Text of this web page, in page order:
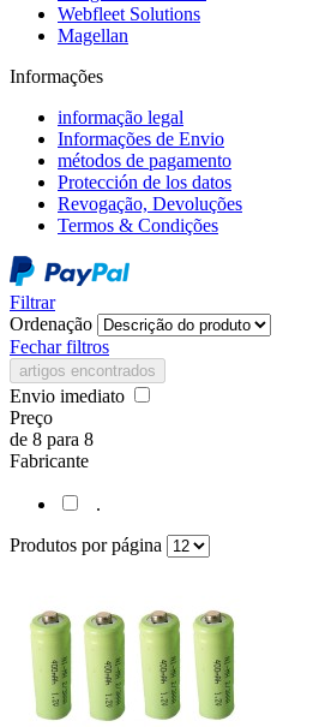
Webfleet Solutions
Magellan
Informações
informação legal
Informações de Envio
métodos de pagamento
Protección de los datos
Revogação, Devoluções
Termos & Condições
Filtrar
Ordenação
Fechar filtros
artigos encontrados
Envio imediato
Preço
de 8 para 8
Fabricante
.
Produtos por página